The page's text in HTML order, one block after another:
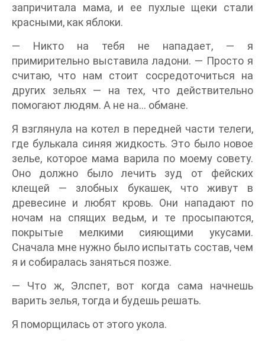
запричитала мама, и ее пухлые щеки стали
красными, как яблоки.
— Никто на тебя не нападает, — я
примирительно выставила ладони. — Просто я
считаю, что нам стоит сосредоточиться на
других зельях — на тех, что действительно
помогают людям. А не на… обмане.
Я взглянула на котел в передней части телеги,
где булькала синяя жидкость. Это было новое
зелье, которое мама варила по моему совету.
Оно должно было лечить зуд от фейских
клещей — злобных букашек, что живут в
древесине и любят кровь. Они нападают по
ночам на спящих ведьм, и те просыпаются,
покрытые мелкими сияющими укусами.
Сначала мне нужно было испытать состав, чем
я и собиралась заняться позже.
— Что ж, Элспет, вот когда сама начнешь
варить зелья, тогда и будешь решать.
Я поморщилась от этого укола.